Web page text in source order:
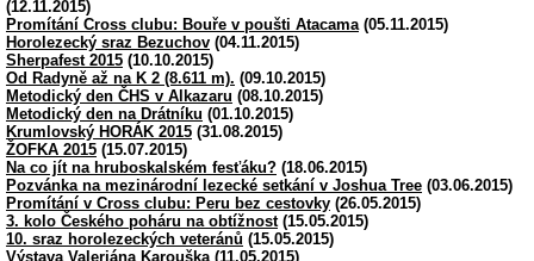
(12.11.2015)
Promítání Cross clubu: Bouře v poušti Atacama (05.11.2015)
Horolezecký sraz Bezuchov (04.11.2015)
Sherpafest 2015 (10.10.2015)
Od Radyně až na K 2 (8.611 m). (09.10.2015)
Metodický den ČHS v Alkazaru (08.10.2015)
Metodický den na Drátníku (01.10.2015)
Krumlovský HORÁK 2015 (31.08.2015)
ŽOFKA 2015 (15.07.2015)
Na co jít na hruboskalském fesťáku? (18.06.2015)
Pozvánka na mezinárodní lezecké setkání v Joshua Tree (03.06.2015)
Promítání v Cross clubu: Peru bez cestovky (26.05.2015)
3. kolo Českého poháru na obtížnost(15.05.2015)
10. sraz horolezeckých veteránů (15.05.2015)
Výstava Valeriána Karouška (11.05.2015)